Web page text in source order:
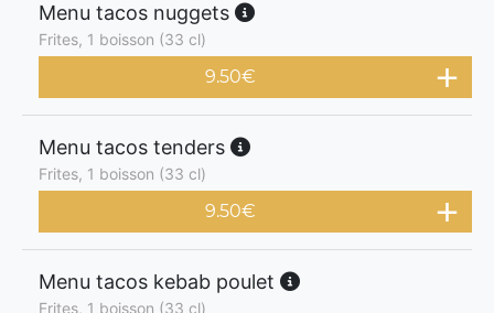
Menu tacos nuggets
Frites, 1 boisson (33 cl)
9.50€
Menu tacos tenders
Frites, 1 boisson (33 cl)
9.50€
Menu tacos kebab poulet
Frites, 1 boisson (33 cl)